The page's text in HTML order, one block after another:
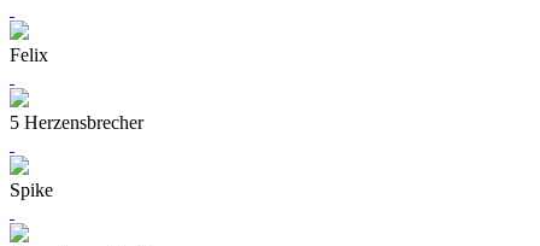
Felix
5 Herzensbrecher
Spike